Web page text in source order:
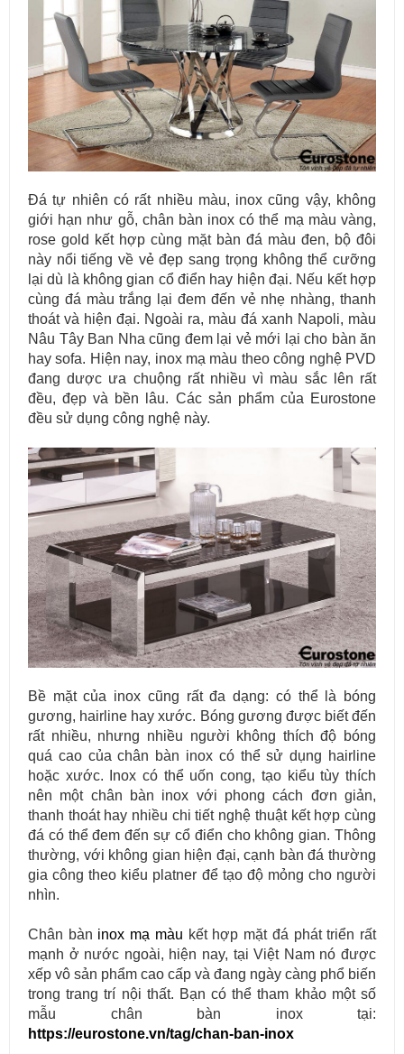
Đá tự nhiên có rất nhiều màu, inox cũng vậy, không
giới hạn như gỗ, chân bàn inox có thể mạ màu vàng,
rose gold kết hợp cùng mặt bàn đá màu đen, bộ đôi
này nổi tiếng về vẻ đẹp sang trọng không thể cưỡng
lại dù là không gian cổ điển hay hiện đại. Nếu kết hợp
cùng đá màu trắng lại đem đến vẻ nhẹ nhàng, thanh
thoát và hiện đại. Ngoài ra, màu đá xanh Napoli, màu
Nâu Tây Ban Nha cũng đem lại vẻ mới lại cho bàn ăn
hay sofa. Hiện nay, inox mạ màu theo công nghệ PVD
đang dược ưa chuộng rất nhiều vì màu sắc lên rất
đều, đẹp và bền lâu. Các sản phẩm của Eurostone
đều sử dụng công nghệ này.
Bề mặt của inox cũng rất đa dạng: có thể là bóng
gương, hairline hay xước. Bóng gương được biết đến
rất nhiều, nhưng nhiều người không thích độ bóng
quá cao của chân bàn inox có thể sử dụng hairline
hoặc xước. Inox có thể uốn cong, tạo kiểu tùy thích
nên một chân bàn inox với phong cách đơn giản,
thanh thoát hay nhiều chi tiết nghệ thuật kết hợp cùng
đá có thể đem đến sự cổ điển cho không gian. Thông
thường, với không gian hiện đại, cạnh bàn đá thường
gia công theo kiểu platner để tạo độ mỏng cho người
nhìn.
Chân bàn inox mạ màu kết hợp mặt đá phát triển rất
mạnh ở nước ngoài, hiện nay, tại Việt Nam nó được
xếp vô sản phẩm cao cấp và đang ngày càng phổ biến
trong trang trí nội thất. Bạn có thể tham khảo một số
mẫu chân bàn inox tại:
https://eurostone.vn/tag/chan-ban-inox
Mẫu bàn ăn mặt đá tự nhiên cao cấp và sang trọng cho gia đình
thân yêu của bạn.